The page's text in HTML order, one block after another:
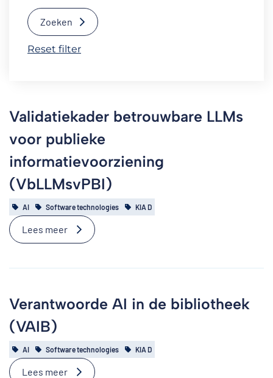
Validatiekader betrouwbare LLMs
voor publieke
informatievoorziening
(VbLLMsvPBI)
AI Software technologies KIA D
Lees meer
Verantwoorde AI in de bibliotheek
(VAIB)
AI Software technologies KIA D
Lees meer
Zoeken
Reset filter